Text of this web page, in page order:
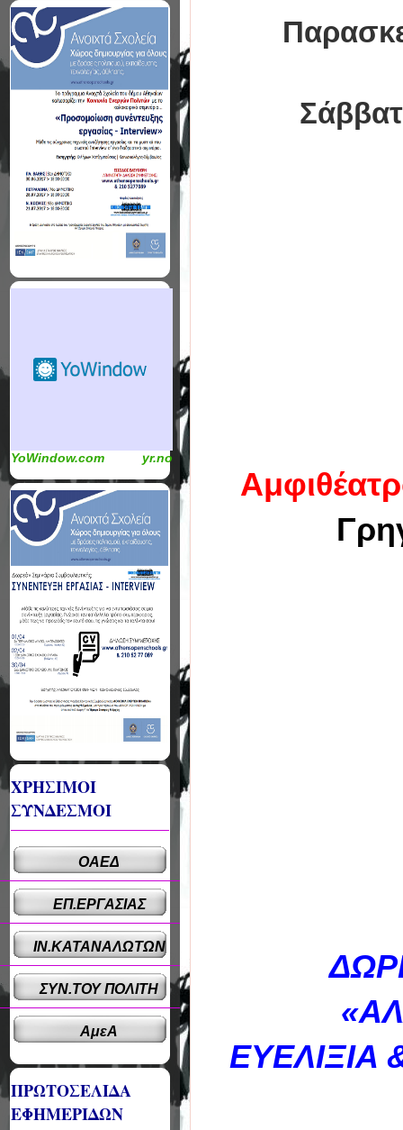
ΕΥΕΛΙΞΙΑ
YoWindow.com yr.no
ΧΡΗΣΙΜΟΙ
ΣΥΝΔΕΣΜΟΙ
ΟΑΕΔ
ΕΠ.ΕΡΓΑΣΙΑΣ
ΙΝ.ΚΑΤΑΝΑΛΩΤΩΝ
ΣΥΝ.ΤΟΥ ΠΟΛΙΤΗ
ΑμεΑ
ΠΡΩΤΟΣΕΛΙΔΑ
ΕΦΗΜΕΡΙΔΩΝ